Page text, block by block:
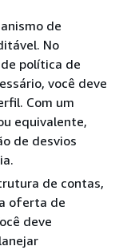
de
No
política de
você deve
Com um
equivalente,
de desvios
de contas,
oferta de
deve